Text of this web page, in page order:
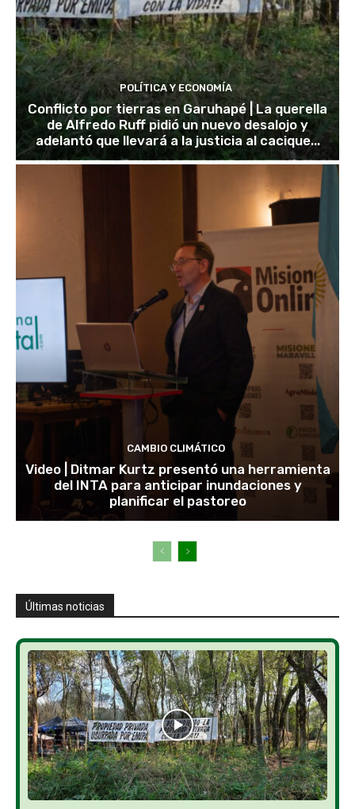
POLÍTICA Y ECONOMÍA
Conflicto por tierras en Garuhapé | La querella
de Alfredo Ruff pidió un nuevo desalojo y
adelantó que llevará a la justicia al cacique...
CAMBIO CLIMÁTICO
Video | Ditmar Kurtz presentó una herramienta
del INTA para anticipar inundaciones y
planificar el pastoreo
Últimas noticias